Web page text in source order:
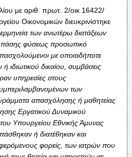
με αριθ. πρωτ. 2/οικ 16422/
Οικονομικών διευκρινίστηκε
των ανωτέρω διατάξεων
πάσης φύσεως προσωπικό
με οποιαδήποτε
ιδιωτικού δικαίου, συμβάσεις
υπηρεσίες στους
των
απασχόλησης ή μαθητείας
Εργατικού Δυναμικού
Υπουργείου Εθνικής Άμυνας
ή διατέθηκαν και
φορείς, των ιατρών που